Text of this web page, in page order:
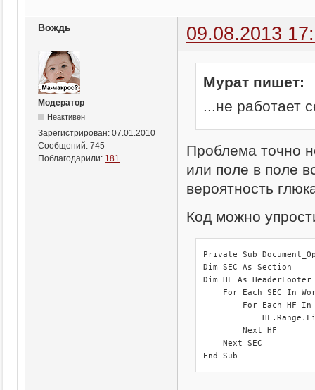
Вождь 09.08.2013
Модератор
Неактивен
Зарегистрирован: 07.01.2010
Сообщений: 745
Поблагодарили: 181
Мурат пишет:
...не работает
Проблема точно
или поле в поле
вероятность
Код можно
Private Sub
Dim SEC As Section
Dim HF As HeaderFooter
For Each SEC In
For Each HF In
        Next HF
    Next SEC
End Sub